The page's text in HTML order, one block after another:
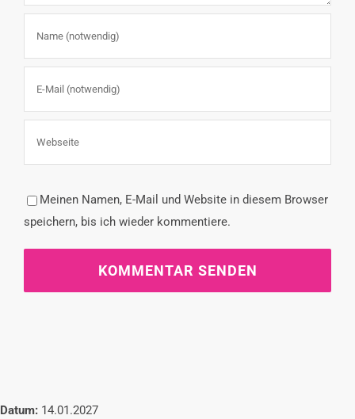
Meinen Namen, E-Mail und Website in diesem Browser
speichern, bis ich wieder kommentiere.
Datum: 14.01.2027